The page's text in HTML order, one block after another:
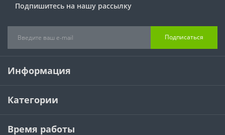
Подпишитесь на нашу рассылку
Подписаться
Информация
Категории
Время работы